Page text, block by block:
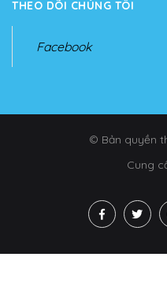
THEO DÕI CHÚNG TÔI
Facebook
© Bản quyền
Cung